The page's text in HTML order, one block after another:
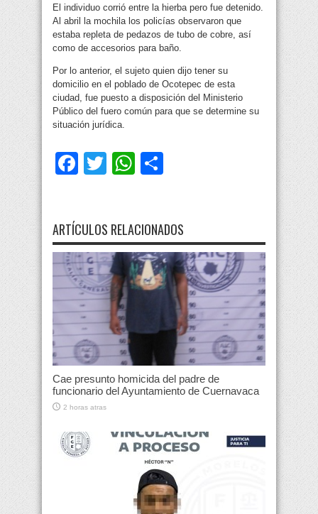
El individuo corrió entre la hierba pero fue detenido.
Al abril la mochila los policías observaron que
estaba repleta de pedazos de tubo de cobre, así
como de accesorios para baño.
Por lo anterior, el sujeto quien dijo tener su
domicilio en el poblado de Ocotepec de esta
ciudad, fue puesto a disposición del Ministerio
Público del fuero común para que se determine su
situación jurídica.
Facebook
TwitterWhatsApp
ARTÍCULOS RELACIONADOS
Cae presunto homicida del padre de
funcionario del Ayuntamiento de Cuernavaca
2 horas atras